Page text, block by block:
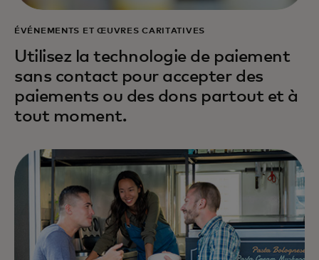
ÉVÉNEMENTS ET ŒUVRES CARITATIVES
Utilisez la technologie de paiement
sans contact pour accepter des
paiements ou des dons partout et à
tout moment.